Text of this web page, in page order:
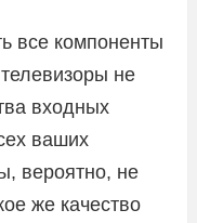
все компоненты
не
входных
ваших
вероятно, не
же качество